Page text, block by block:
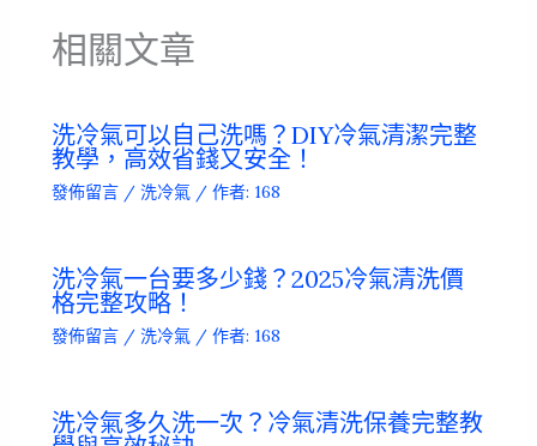
相關文章
洗冷氣可以自己洗嗎？DIY冷氣清潔完整
教學，高效省錢又安全！
發佈留言 / 洗冷氣/ 作者: 168
洗冷氣一台要多少錢？2025冷氣清洗價
格完整攻略！
發佈留言 / 洗冷氣/ 作者: 168
洗冷氣多久洗一次？冷氣清洗保養完整教